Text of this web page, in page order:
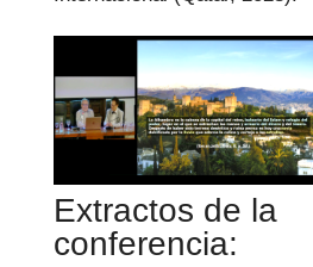
Extractos de la
conferencia: